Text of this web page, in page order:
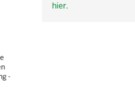
-
hier.